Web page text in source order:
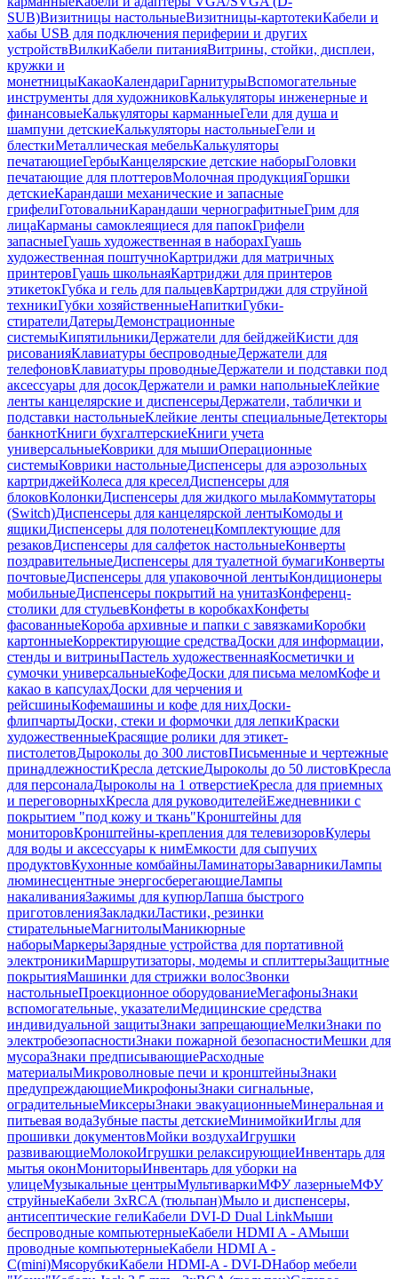
SUB)Визитницы настольныеВизитницы-картотекиКабели и
хабы USB для подключения периферии и других
устройствВилкиКабели питанияВитрины, стойки, дисплеи,
кружки и
монетницыКакаоКалендариГарнитурыВспомогательные
инструменты для художниковКалькуляторы инженерные и
финансовыеКалькуляторы карманныеГели для душа и
шампуни детскиеКалькуляторы настольныеГели и
блесткиМеталлическая мебельКалькуляторы
печатающиеГербыКанцелярские детские наборыГоловки
печатающие для плоттеровМолочная продукцияГоршки
детскиеКарандаши механические и запасные
грифелиГотовальниКарандаши чернографитныеГрим для
лицаКарманы самоклеящиеся для папокГрифели
запасныеГуашь художественная в наборахГуашь
художественная поштучноКартриджи для матричных
принтеровГуашь школьнаяКартриджи для принтеров
этикетокГубка и гель для пальцевКартриджи для струйной
техникиГубки хозяйственныеНапиткиГубки-
стирателиДатерыДемонстрационные
системыКипятильникиДержатели для бейджейКисти для
рисованияКлавиатуры беспроводныеДержатели для
телефоновКлавиатуры проводныеДержатели и подставки под
аксессуары для досокДержатели и рамки напольныеКлейкие
ленты канцелярские и диспенсерыДержатели, таблички и
подставки настольныеКлейкие ленты специальныеДетекторы
банкнотКниги бухгалтерскиеКниги учета
универсальныеКоврики для мышиОперационные
системыКоврики настольныеДиспенсеры для аэрозольных
картриджейКолеса для креселДиспенсеры для
блоковКолонкиДиспенсеры для жидкого мылаКоммутаторы
(Switch)Диспенсеры для канцелярской лентыКомоды и
ящикиДиспенсеры для полотенецКомплектующие для
резаковДиспенсеры для салфеток настольныеКонверты
поздравительныеДиспенсеры для туалетной бумагиКонверты
почтовыеДиспенсеры для упаковочной лентыКондиционеры
мобильныеДиспенсеры покрытий на унитазКонференц-
столики для стульевКонфеты в коробкахКонфеты
фасованныеКороба архивные и папки с завязкамиКоробки
картонныеКорректирующие средстваДоски для информации,
стенды и витриныПастель художественнаяКосметички и
сумочки универсальныеКофеДоски для письма меломКофе и
какао в капсулахДоски для черчения и
рейсшиныКофемашины и кофе для нихДоски-
флипчартыДоски, стеки и формочки для лепкиКраски
художественныеКрасящие ролики для этикет-
пистолетовДыроколы до 300 листовПисьменные и чертежные
принадлежностиКресла детскиеДыроколы до 50 листовКресла
для персоналаДыроколы на 1 отверстиеКресла для приемных
и переговорныхКресла для руководителейЕжедневники с
покрытием "под кожу и ткань"Кронштейны для
мониторовКронштейны-крепления для телевизоровКулеры
для воды и аксессуары к нимЕмкости для сыпучих
продуктовКухонные комбайныЛаминаторыЗаварникиЛампы
люминесцентные энергосберегающиеЛампы
накаливанияЗажимы для купюрЛапша быстрого
приготовленияЗакладкиЛастики, резинки
стирательныеМагнитолыМаникюрные
наборыМаркерыЗарядные устройства для портативной
электроникиМаршрутизаторы, модемы и сплиттерыЗащитные
покрытияМашинки для стрижки волосЗвонки
настольныеПроекционное оборудованиеМегафоныЗнаки
вспомогательные, указателиМедицинские средства
индивидуальной защитыЗнаки запрещающиеМелкиЗнаки по
электробезопасностиЗнаки пожарной безопасностиМешки для
мусораЗнаки предписывающиеРасходные
материалыМикроволновые печи и кронштейныЗнаки
предупреждающиеМикрофоныЗнаки сигнальные,
оградительныеМиксерыЗнаки эвакуационныеМинеральная и
питьевая водаЗубные пасты детскиеМинимойкиИглы для
прошивки документовМойки воздухаИгрушки
развивающиеМолокоИгрушки релаксирующиеИнвентарь для
мытья оконМониторыИнвентарь для уборки на
улицеМузыкальные центрыМультиваркиМФУ лазерныеМФУ
струйныеКабели 3xRCA (тюльпан)Мыло и диспенсеры,
антисептические гелиКабели DVI-D Dual LinkМыши
беспроводные компьютерныеКабели HDMI A - AМыши
проводные компьютерныеКабели HDMI A -
C(mini)МясорубкиКабели HDMI-A - DVI-DНабор мебели